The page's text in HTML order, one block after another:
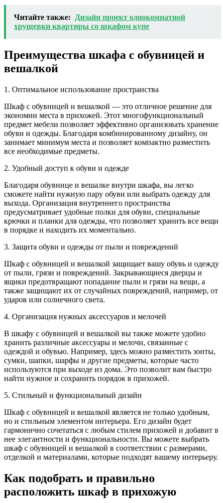
Читайте также:
Дизайн проект однокомнатной
хрущевки квартиры со шкафом купе
Преимущества шкафа с обувницей и
вешалкой
1. Оптимальное использование пространства
Шкаф с обувницей и вешалкой — это отличное решение для
экономии места в прихожей. Этот многофункциональный
предмет мебели позволяет эффективно организовать хранение
обуви и одежды. Благодаря комбинированному дизайну, он
занимает минимум места и позволяет компактно разместить
все необходимые предметы.
2. Удобный доступ к обуви и одежде
Благодаря обувнице и вешалке внутри шкафа, вы легко
сможете найти нужную пару обуви или выбрать одежду для
выхода. Организация внутреннего пространства
предусматривает удобные полки для обуви, специальные
крючки и планки для одежды, что позволяет хранить все вещи
в порядке и находить их моментально.
3. Защита обуви и одежды от пыли и повреждений
Шкаф с обувницей и вешалкой защищает вашу обувь и одежду
от пыли, грязи и повреждений. Закрывающиеся дверцы и
ящики предотвращают попадание пыли и грязи на вещи, а
также защищают их от случайных повреждений, например, от
ударов или солнечного света.
4. Организация нужных аксессуаров и мелочей
В шкафу с обувницей и вешалкой вы также можете удобно
хранить различные аксессуары и мелочи, связанные с
одеждой и обувью. Например, здесь можно разместить зонты,
сумки, шапки, шарфы и другие предметы, которые часто
используются при выходе из дома. Это позволит вам быстро
найти нужное и сохранить порядок в прихожей.
5. Стильный и функциональный дизайн
Шкаф с обувницей и вешалкой является не только удобным,
но и стильным элементом интерьера. Его дизайн будет
гармонично сочетаться с любым стилем прихожей и добавит в
нее элегантности и функциональности. Вы можете выбрать
шкаф с обувницей и вешалкой в соответствии с размерами,
отделкой и материалами, которые подходят вашему интерьеру.
Как подобрать и правильно
расположить шкаф в прихожую